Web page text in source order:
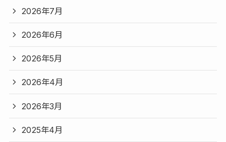
2026年7月
2026年6月
2026年5月
2026年4月
2026年3月
2025年4月